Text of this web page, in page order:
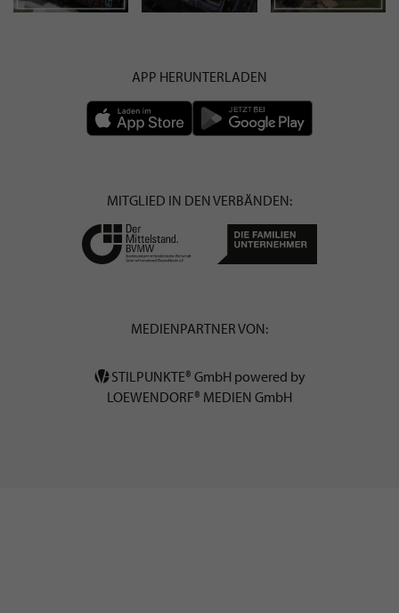
APP HERUNTERLADEN
MITGLIED IN DEN VERBÄNDEN:
MEDIENPARTNER VON:
STILPUNKTE® GmbH powered by
LOEWENDORF® MEDIEN GmbH